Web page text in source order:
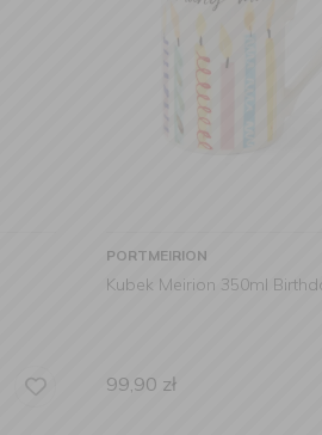
PORTMEIRION
Kubek Meirion 350ml
99,90 zł